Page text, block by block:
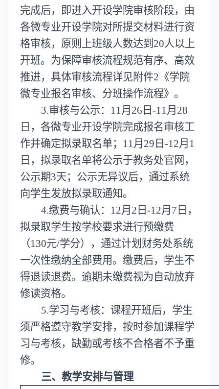
完成后，即进入开设学院审核阶段，由
各微专业开设学院对所提交材料进行资
格审核， 原则上班级人数达到20人以上
开班。为保障审核流程规范有序、高效
推进，具体审核流程详见附件2《学院
微专业报名审核、分班操作流程》 。
3.审核与公示： 11月 26 日-11月 28
日，各微专业开设学院完成报名审核工
作并确定拟录取名单； 11月29日-12月1
日， 拟录取名单将公示于教务处官网 ，
公示期3天；公示无异议后，通过系统
向学生发放拟录取通知。
4.缴费与确认： 12月 2 日-12月 7 日，
拟录取学生按学校要求进行预缴费
（130元/学分） ，通过计划财务处系统
一次性缴纳全部费用。 缴费后，学生不
得退读退费。 逾期未缴费视为自动放弃
修读资格。
5.学习与考核：课程开班后，学生
须严格遵守教学安排，按时参加课程学
习与考核，缺勤或考核不合格者不予重
修。
三、教学安排与管理